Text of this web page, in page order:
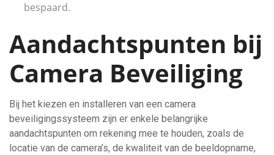
bespaard.
Aandachtspunten bij
Camera Beveiliging
Bij het kiezen en installeren van een camera
beveiligingssysteem zijn er enkele belangrijke
aandachtspunten om rekening mee te houden, zoals de
locatie van de camera’s, de kwaliteit van de beeldopname,